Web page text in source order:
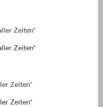
Zeiten*
Zeiten*